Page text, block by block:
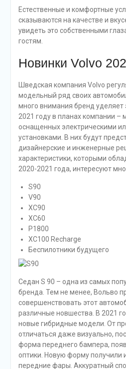
Естественные и комфортные
сказываются на качестве и
увидеть это собственными
гостям.
Новинки Volvo
Шведская компания Volvo
модельный ряд своих
много внимания бренд уделяет
2021 году в планах компании –
оснащенных электрическими
установками. В них будут
дизайнерские и инженерные
характеристики, которыми
2020-2021 года, интересуют
S90
V90
XC90
XC60
P1800
XC100 Recharge
Беспилотники будущего
Седан S 90 – одна из самых
бренда. Тем не менее, Вольво
совершенствовать этот
различные новшества. В 2021
новые гибридные модели. От
отличаться даже визуально,
форма переднего бампера,
оптики. Новую форму получили
передние фары. Аккуратный